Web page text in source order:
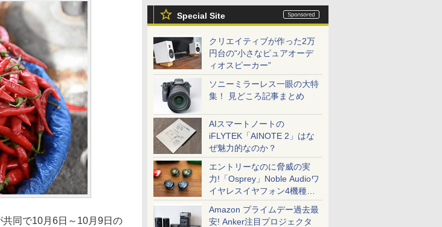
Special Site
クリエイティブが作った2万
円台の“小さなピュアオーデ
ィオスピーカー”
ソニーミラーレス一眼の大特
集！ 見どころ記事まとめ
AIスマートノートの
iFLYTEK「AINOTE 2」はな
ぜ魅力的なのか？
エントリーなのに脅威の実
力!「Osprey」Noble Audioワ
イヤレスイヤフォン4機種を
一気に聴く
Amazon プライムデー過去最
安! Anker注目プロジェクタ
同で10月6日～10月9日の